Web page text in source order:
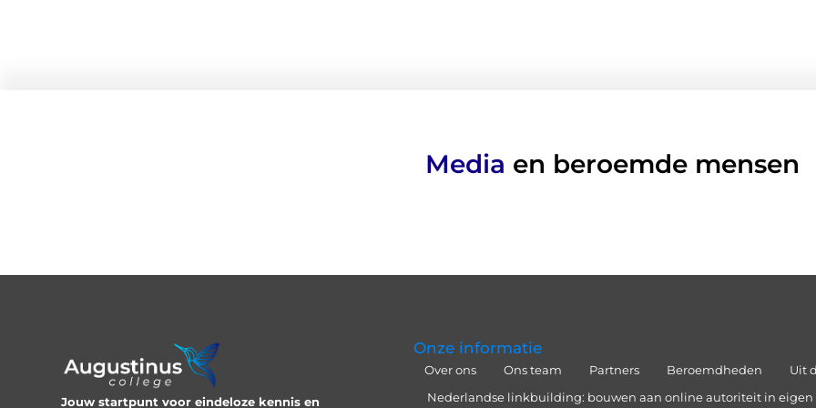
Media en beroemde mensen
Jouw startpunt voor eindeloze kennis en
Onze informatie
Over ons Ons team Partners Beroemdheden Uit
Nederlandse linkbuilding: bouwen aan online autoriteit in eigen